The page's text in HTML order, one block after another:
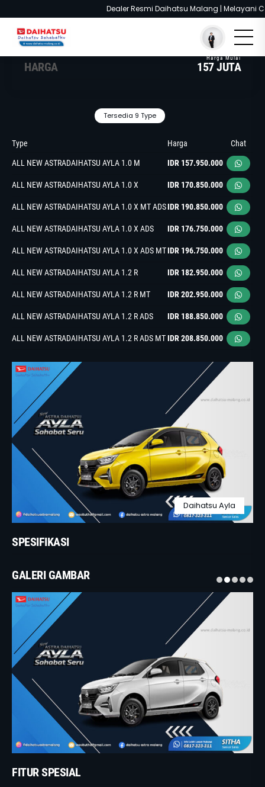
Beranda /Model/Daihatsu Ayla
Dealer Resmi Daihatsu Malang | Melayani
HARGA 157 JUTA
Tersedia 9 Type
Type Harga Chat
ALL NEW ASTRADAIHATSU AYLA 1.0 M IDR 157.950.000
ALL NEW ASTRADAIHATSU AYLA 1.0 X IDR 170.850.000
ALL NEW ASTRADAIHATSU AYLA 1.0 X MT ADSIDR 190.850.000
ALL NEW ASTRADAIHATSU AYLA 1.0 X ADS IDR 176.750.000
ALL NEW ASTRADAIHATSU AYLA 1.0 X ADS MTIDR 196.750.000
ALL NEW ASTRADAIHATSU AYLA 1.2 R IDR 182.950.000
ALL NEW ASTRADAIHATSU AYLA 1.2 R MT IDR 202.950.000
ALL NEW ASTRADAIHATSU AYLA 1.2 R ADS IDR 188.850.000
ALL NEW ASTRADAIHATSU AYLA 1.2 R ADS MTIDR 208.850.000
Daihatsu Ayla
SPESIFIKASI
GALERI GAMBAR
FITUR SPESIAL